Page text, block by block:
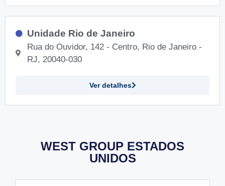
Unidade Rio de Janeiro
Rua do Ouvidor, 142 - Centro, Rio de Janeiro -
RJ, 20040-030
Ver detalhes
WEST GROUP ESTADOS
UNIDOS